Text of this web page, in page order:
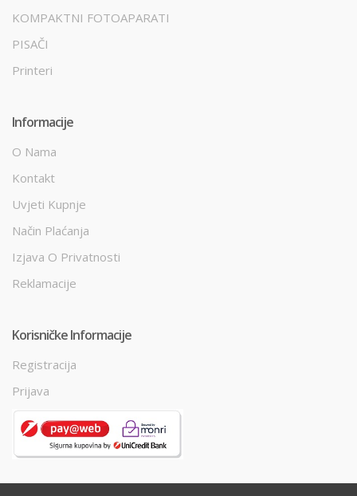
KOMPAKTNI FOTOAPARATI
PISAČI
Printeri
Informacije
O Nama
Kontakt
Uvjeti Kupnje
Način Plaćanja
Izjava O Privatnosti
Reklamacije
Korisničke Informacije
Registracija
Prijava